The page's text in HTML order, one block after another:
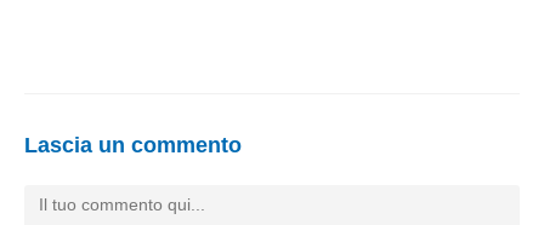
Lascia un commento